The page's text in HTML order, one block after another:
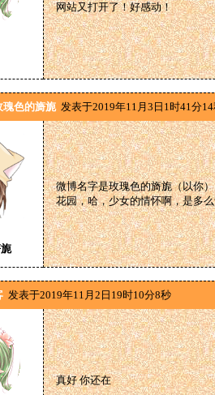
网站又打开了！好感动！
瑰色的旖旎 发表于2019年11月3日1时41分
微博名字是玫瑰色的旖旎（以你
花园，哈，少女的情怀啊，是多
发表于2019年11月2日19时10分8秒
真好 你还在